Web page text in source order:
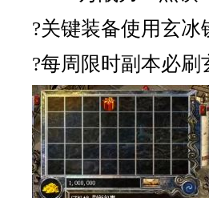
?关键装备使用玄冰
?每周限时副本必刷